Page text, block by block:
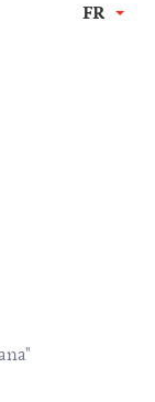
FR